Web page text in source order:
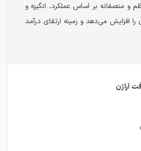
و منصفانه بر اساس عملکرد، انگیزه و
افزایش می‌دهد و زمینه ارتقای درآمد
آراژن